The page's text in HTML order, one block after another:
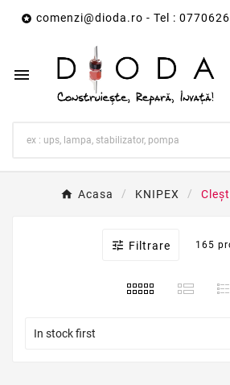
 comenzi@dioda.ro - Tel :

Acasa KNIPEX
 Filtrare 165
In stock first